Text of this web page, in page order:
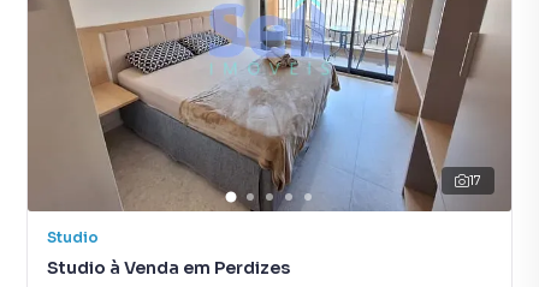
17
Studio
Studio à Venda em Perdizes